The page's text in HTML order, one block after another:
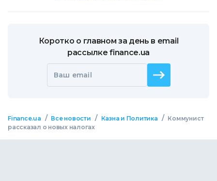
Коротко о главном за день в email
рассылке finance.ua
Ваш email
Finance.ua / Все новости / Казна и Политика / Коммунист
рассказал о новых налогах